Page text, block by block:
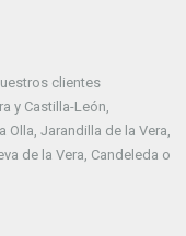
clientes
y Castilla-León,
Jarandilla de la Vera,
de la Vera, Candeleda o